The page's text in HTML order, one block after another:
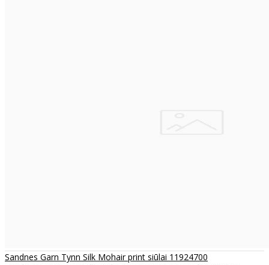
Sandnes Garn Tynn Silk Mohair print siūlai 11924700